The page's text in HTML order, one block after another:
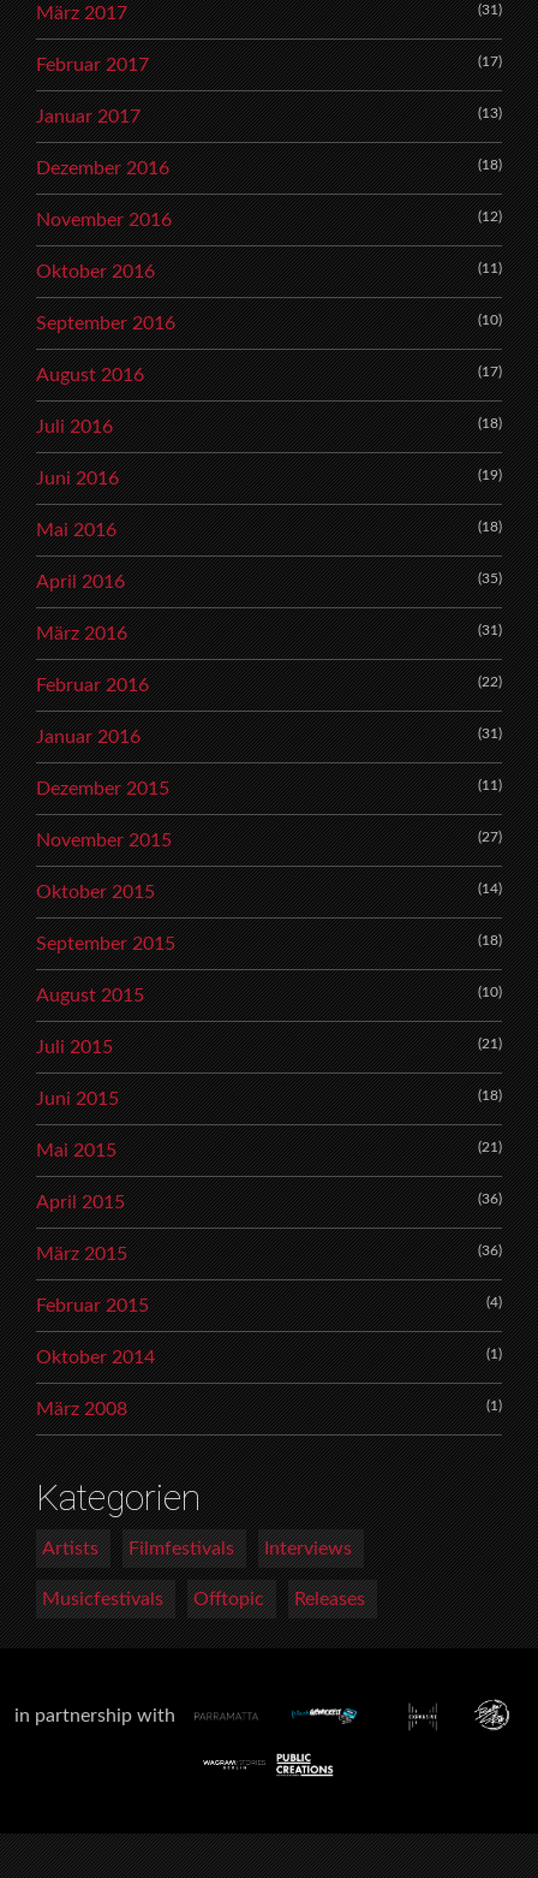
März 2017 (31)
Februar 2017 (17)
Januar 2017 (13)
Dezember 2016 (18)
November 2016 (12)
Oktober 2016 (11)
September 2016 (10)
August 2016 (17)
Juli 2016 (18)
Juni 2016 (19)
Mai 2016 (18)
April 2016 (35)
März 2016 (31)
Februar 2016 (22)
Januar 2016 (31)
Dezember 2015 (11)
November 2015 (27)
Oktober 2015 (14)
September 2015 (18)
August 2015 (10)
Juli 2015 (21)
Juni 2015 (18)
Mai 2015 (21)
April 2015 (36)
März 2015 (36)
Februar 2015 (4)
Oktober 2014 (1)
März 2008 (1)
Kategorien
Artists Filmfestivals Interviews
Musicfestivals Offtopic Releases
in partnership with